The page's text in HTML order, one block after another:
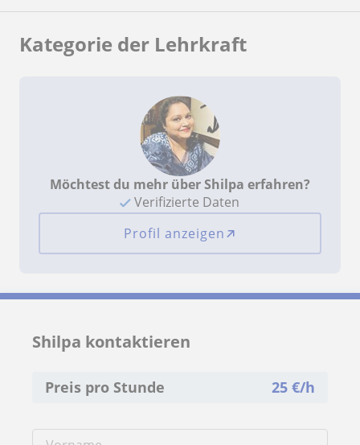
Kategorie der Lehrkraft
Möchtest du mehr über Shilpa erfahren?
Verifizierte Daten
Profil anzeigen
Shilpa kontaktieren
Preis pro Stunde 25€/h